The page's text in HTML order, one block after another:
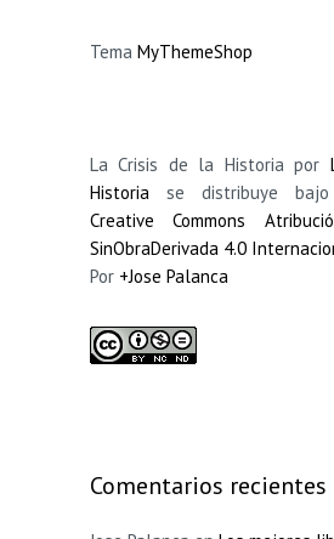
Tema MyThemeShop
La Crisis de la Historia por
Historiase distribuye
Creative Commons
SinObraDerivada 4.0
Por +Jose Palanca
Comentarios recientes